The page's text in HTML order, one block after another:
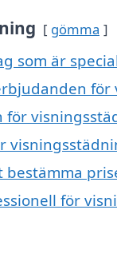
gömma
som är
för
för